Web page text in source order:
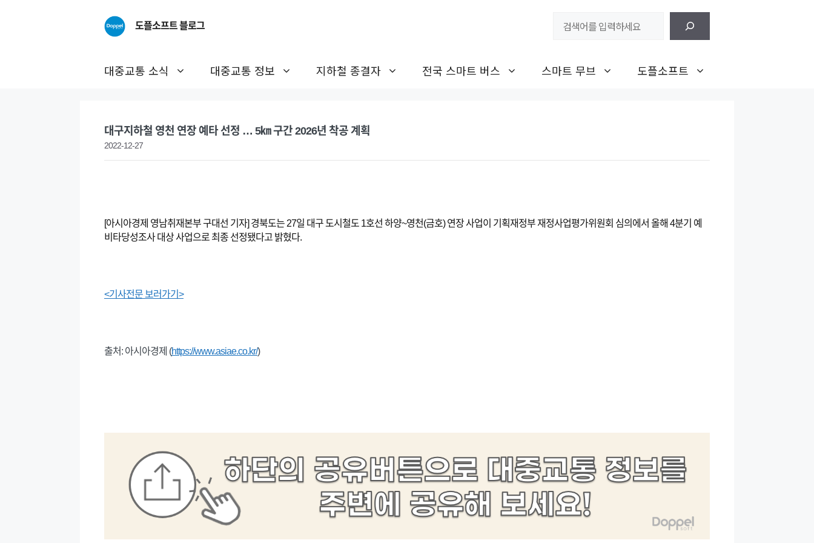
도플소프트 블로그
대중교통 소식 대중교통 정보 지하철 종결자 전국 스마트 버스 스마트 무브 도플소프트
대구지하철 영천 연장 예타 선정 … 5㎞ 구간 2026년 착공 계획
2022-12-27
[아시아경제 영남취재본부 구대선 기자] 경북도는 27일 대구 도시철도 1호선 하양~영천(금호) 연장 사업이 기획재정부 재정사업평가위원회 심의에서 올해 4분기 예
비타당성조사 대상 사업으로 최종 선정됐다고 밝혔다.
<기사전문 보러가기>
출처: 아시아경제 (https://www.asiae.co.kr/)